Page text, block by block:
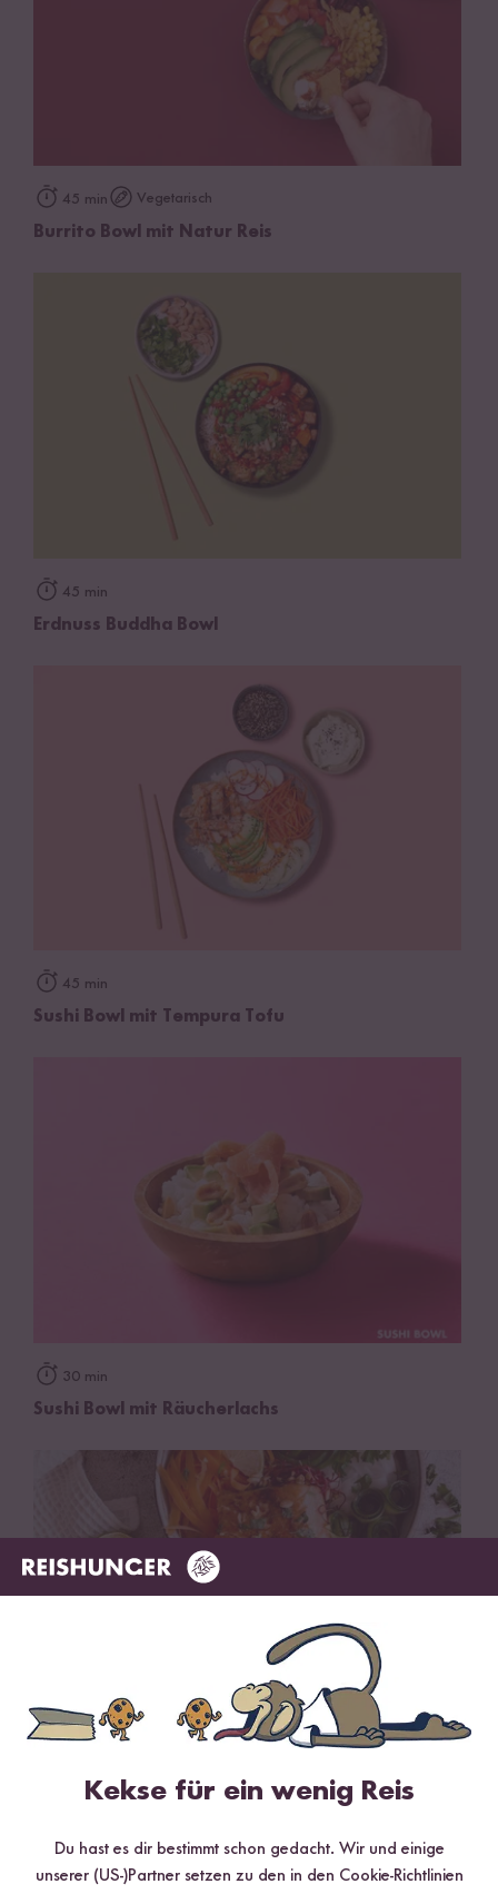
45 min Vegetarisch
Burrito Bowl mit Natur Reis
45 min
Erdnuss Buddha Bowl
45 min
Sushi Bowl mit Tempura Tofu
30 min
Sushi Bowl mit Räucherlachs
Reisnudel Bowl mit Lachs
Kekse für ein wenig Reis
Du hast es dir bestimmt schon gedacht. Wir und einige
unserer (US-)Partner setzen zu den in den Cookie-Richtlinien